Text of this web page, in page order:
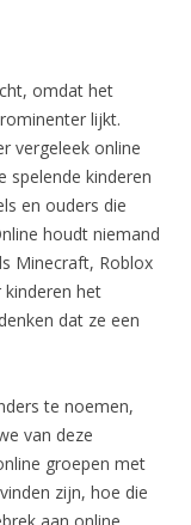
omdat het
lijkt.
vergeleek online
spelende kinderen
en ouders die
houdt niemand
Minecraft, Roblox
het
dat ze een
te noemen,
van deze
groepen met
zijn, hoe die